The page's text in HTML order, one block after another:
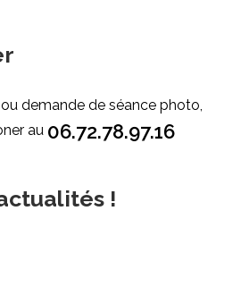
demande de séance photo,
au 06.72.78.97.16
!